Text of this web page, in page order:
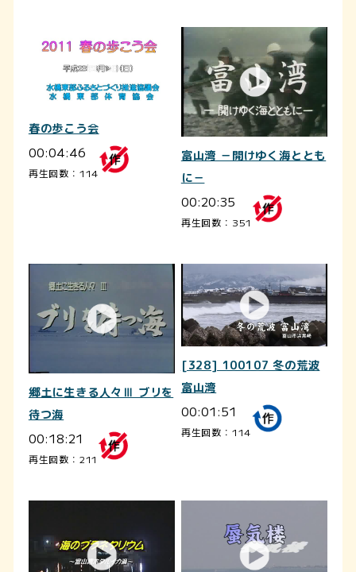
春の歩こう会
00:04:46
再生回数：114
富山湾 －開けゆく海ととも
に－
00:20:35
再生回数：351
郷土に生きる人々Ⅲ ブリを
待つ海
00:18:21
再生回数：211
[328] 100107 冬の荒波
富山湾
00:01:51
再生回数：114